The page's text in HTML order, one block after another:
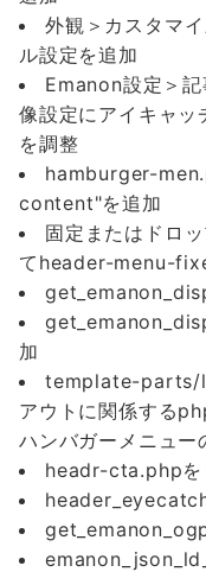
外観＞カスタマ
ル設定を追加
Emanon設定＞
像設定にアイキャッ
を調整
hamburger-
content"を追加
固定またはドロ
てheader-menu-
加
template-parts/
アウトに関係する
ハンバガーメニュー
headr-cta.phpを